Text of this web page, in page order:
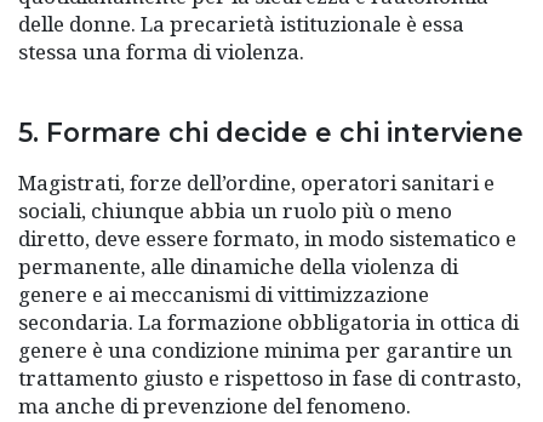
delle donne. La precarietà istituzionale è essa
stessa una forma di violenza.
5. Formare chi decide e chi interviene
Magistrati, forze dell’ordine, operatori sanitari e
sociali, chiunque abbia un ruolo più o meno
diretto, deve essere formato, in modo sistematico e
permanente, alle dinamiche della violenza di
genere e ai meccanismi di vittimizzazione
secondaria. La formazione obbligatoria in ottica di
genere è una condizione minima per garantire un
trattamento giusto e rispettoso in fase di contrasto,
ma anche di prevenzione del fenomeno.